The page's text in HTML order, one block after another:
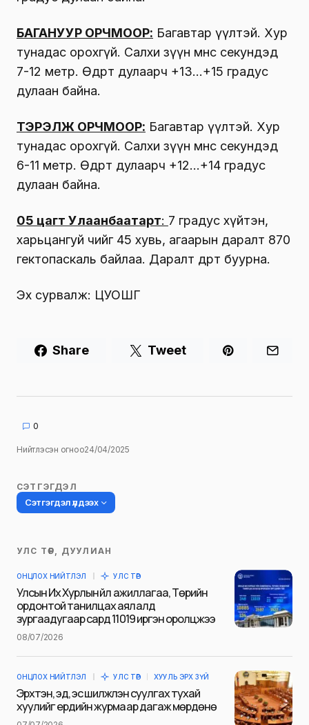
БАГАНУУР ОРЧМООР: Багавтар үүлтэй. Хур
тунадас орохгүй. Салхи зүүн өмнөөс секундэд
7-12 метр. Өдөртөө дулаарч +13…+15 градус
дулаан байна.
ТЭРЭЛЖ ОРЧМООР: Багавтар үүлтэй. Хур
тунадас орохгүй. Салхи зүүн өмнөөс секундэд
6-11 метр. Өдөртөө дулаарч +12…+14 градус
дулаан байна.
05 цагт Улаанбаатарт: 7 градус хүйтэн,
харьцангуй чийг 45 хувь, агаарын даралт 870
гектопаскаль байлаа. Даралт өдөртөө буурна.
Эх сурвалж: ЦУОШГ
Share Tweet
0
Нийтлэсэн огноо24/04/2025
СЭТГЭГДЭЛ
Сэтгэгдэл үлдээх
Таны имэйл хаягийг нийтлэхгүй.
тэмдэглэсэн
Name
УЛС ТӨР, ДУУЛИАН
ОНЦЛОХ НИЙТЛЭЛ УЛС ТӨР
Улсын Их Хурлын үйл ажиллагаа, Төрийн
ордонтой танилцах аялалд
зургаадугаар сард 11019 иргэн оролцжээ
08/07/2026
ОНЦЛОХ НИЙТЛЭЛ УЛС ТӨР ХУУЛЬ ЭРХ ЗҮЙ
Эрхтэн, эд, эс шилжүүлэн суулгах тухай
хуулийг ердийн журмаар дагаж мөрдөнө